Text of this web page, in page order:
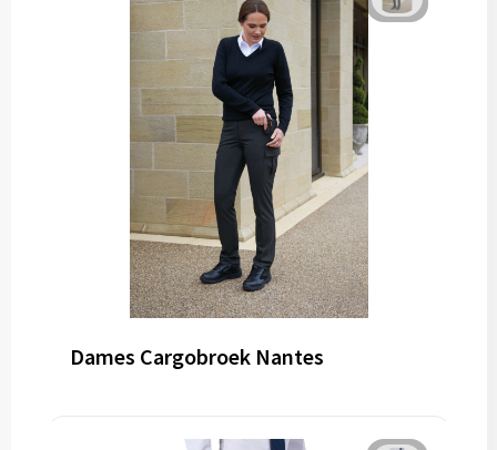
Dames Cargobroek Nantes